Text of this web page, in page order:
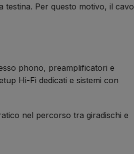
testina. Per questo motivo, il cavo
phono, preamplificatori e
Hi-Fi dedicati e sistemi con
nel percorso tra giradischi e